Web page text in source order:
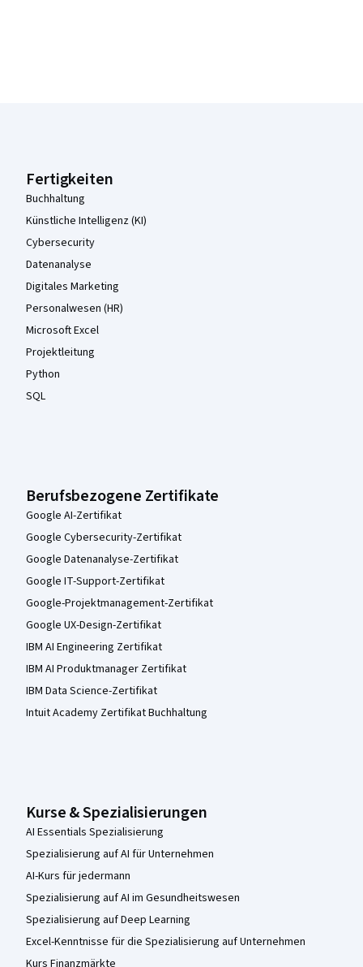
Fertigkeiten
Buchhaltung
Künstliche Intelligenz (KI)
Cybersecurity
Datenanalyse
Digitales Marketing
Personalwesen (HR)
Microsoft Excel
Projektleitung
Python
SQL
Berufsbezogene Zertifikate
Google AI-Zertifikat
Google Cybersecurity-Zertifikat
Google Datenanalyse-Zertifikat
Google IT-Support-Zertifikat
Google-Projektmanagement-Zertifikat
Google UX-Design-Zertifikat
IBM AI Engineering Zertifikat
IBM AI Produktmanager Zertifikat
IBM Data Science-Zertifikat
Intuit Academy Zertifikat Buchhaltung
Kurse & Spezialisierungen
AI Essentials Spezialisierung
Spezialisierung auf AI für Unternehmen
AI-Kurs für jedermann
Spezialisierung auf AI im Gesundheitswesen
Spezialisierung auf Deep Learning
Excel-Kenntnisse für die Spezialisierung auf Unternehmen
Kurs Finanzmärkte